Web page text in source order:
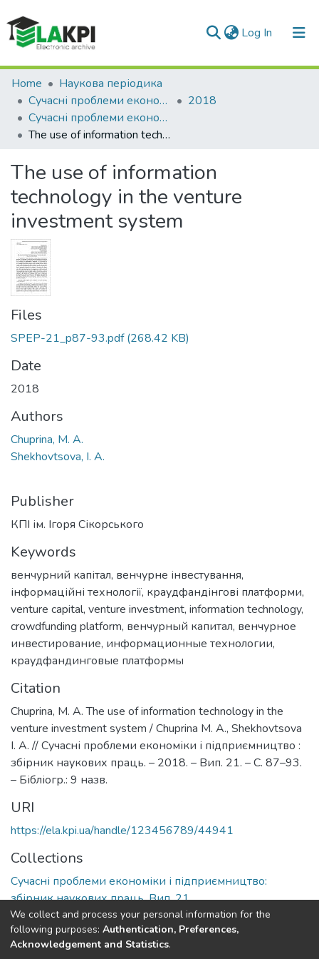
Log In (current)
Communities & Collections
All of DSpace
Statistics
Home
Наукова періодика
Сучасні проблеми економіки і підприємництво
2018
Сучасні проблеми економіки і підприємництво: збірник наукових праць, Вип. 21
The use of information technology in the venture investment system
The use of information
technology in the venture
investment system
Files
SPEP-21_p87-93.pdf(268.42 KB)
Date
2018
Authors
Chuprina, М. А.
Shekhovtsova, I. A.
Publisher
КПІ ім. Ігоря Сікорського
Keywords
венчурний капітал, венчурне інвестування,
інформаційні технології, краудфандінгові платформи,
venture capital, venture investment, information technology,
crowdfunding platform, венчурный капитал, венчурное
инвестирование, информационные технологии,
краудфандинговые платформы
Citation
Chuprina, М. А. The use of information technology in the
venture investment system / Chuprina М. А., Shekhovtsova
I. A. // Сучасні проблеми економіки і підприємництво :
збірник наукових праць. – 2018. – Вип. 21. – С. 87–93.
– Бібліогр.: 9 назв.
URI
https://ela.kpi.ua/handle/123456789/44941
Collections
Сучасні проблеми економіки і підприємництво:
збірник наукових праць, Вип. 21
Full item page
We collect and process your personal information for the
following purposes: Authentication, Preferences,
Acknowledgement and Statistics.